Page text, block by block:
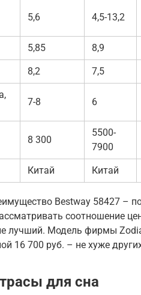
5,6 4,5-13,2
5,85 8,9
8,2 7,5
7-8 6
8 300
5500-
7900
Китай Китай
Bestway 58427 –
соотношение
лучший. Модель фирмы
16 700 руб. – не хуже
для сна